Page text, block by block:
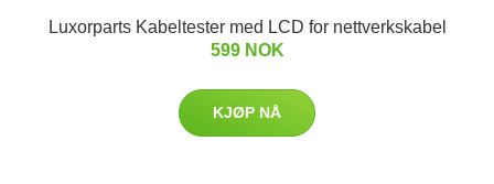
Luxorparts Kabeltester med LCD for nettverkskabel
599 NOK
KJØP NÅ